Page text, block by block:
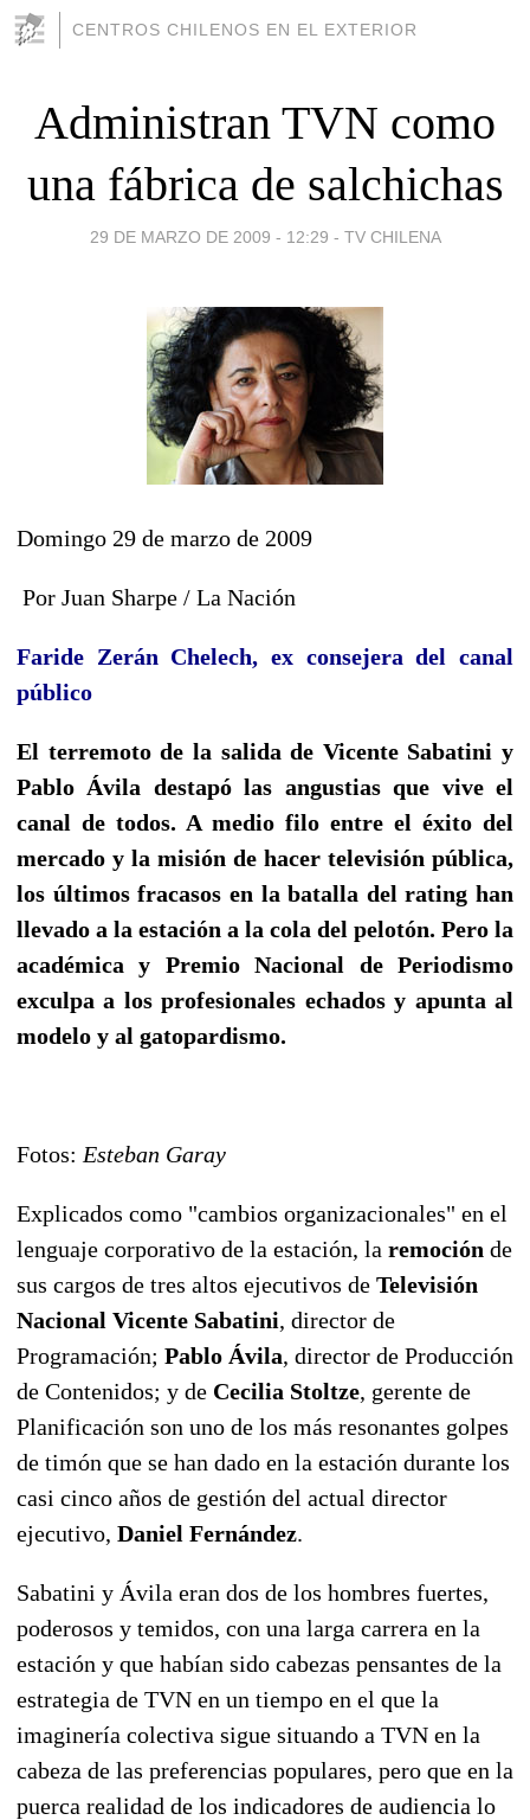
CENTROS CHILENOS EN EL EXTERIOR
Administran TVN como
una fábrica de salchichas
29 DE MARZO DE 2009 - 12:29 - TV CHILENA
Domingo 29 de marzo de 2009
Por Juan Sharpe / La Nación
Faride Zerán Chelech, ex consejera del canal
público
El terremoto de la salida de Vicente Sabatini y
Pablo Ávila destapó las angustias que vive el
canal de todos. A medio filo entre el éxito del
mercado y la misión de hacer televisión pública,
los últimos fracasos en la batalla del rating han
llevado a la estación a la cola del pelotón. Pero la
académica y Premio Nacional de Periodismo
exculpa a los profesionales echados y apunta al
modelo y al gatopardismo.
Fotos: Esteban Garay
Explicados como "cambios organizacionales" en el
lenguaje corporativo de la estación, la remoción de
sus cargos de tres altos ejecutivos de Televisión
Nacional Vicente Sabatini, director de
Programación; Pablo Ávila, director de Producción
de Contenidos; y de Cecilia Stoltze, gerente de
Planificación son uno de los más resonantes golpes
de timón que se han dado en la estación durante los
casi cinco años de gestión del actual director
ejecutivo, Daniel Fernández.
Sabatini y Ávila eran dos de los hombres fuertes,
poderosos y temidos, con una larga carrera en la
estación y que habían sido cabezas pensantes de la
estrategia de TVN en un tiempo en el que la
imaginería colectiva sigue situando a TVN en la
cabeza de las preferencias populares, pero que en la
puerca realidad de los indicadores de audiencia lo